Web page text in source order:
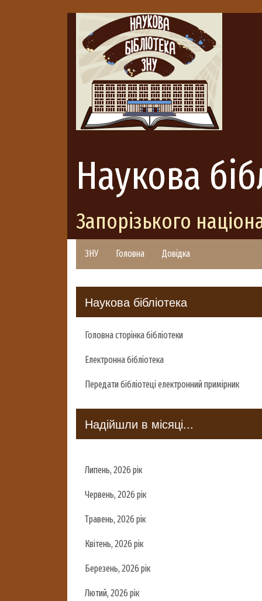
Наукова
Запорізького
ЗНУ Головна Довідка
Наукова бібліотека
Головна сторінка бібліотеки
Електронна бібліотека
Передати бібліотеці електронний примірник
Надійшли в місяці...
Липень, 2026 рік
Червень, 2026 рік
Травень, 2026 рік
Квітень, 2026 рік
Березень, 2026 рік
Лютий, 2026 рік